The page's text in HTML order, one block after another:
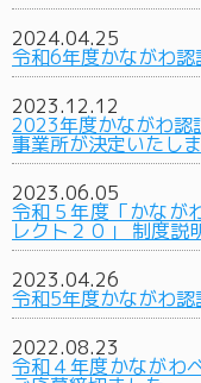
2024.04.25
令和6年度かながわ
2023.12.12
2023年度かながわ認
事業所が決定いたしま
2023.06.05
令和５年度「かなが
レクト２０」 制度説
2023.04.26
令和5年度かながわ
2022.08.23
令和４年度かながわ